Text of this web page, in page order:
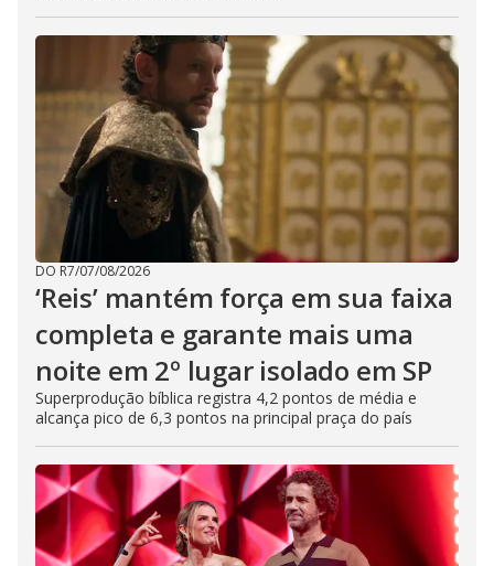
DO R7/07/08/2026
‘Reis’ mantém força em sua faixa
completa e garante mais uma
noite em 2º lugar isolado em SP
Superprodução bíblica registra 4,2 pontos de média e
alcança pico de 6,3 pontos na principal praça do país